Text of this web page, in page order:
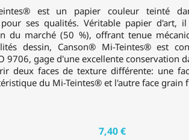
est un papier couleur teinté
ses qualités. Véritable papier d'art,
du marché (50 %), offrant tenue
dessin, Canson® Mi-Teintes® est
9706, gage d'une excellente conservation
deux faces de texture différente: une
du Mi-Teintes® et l'autre face grain
7,40 €